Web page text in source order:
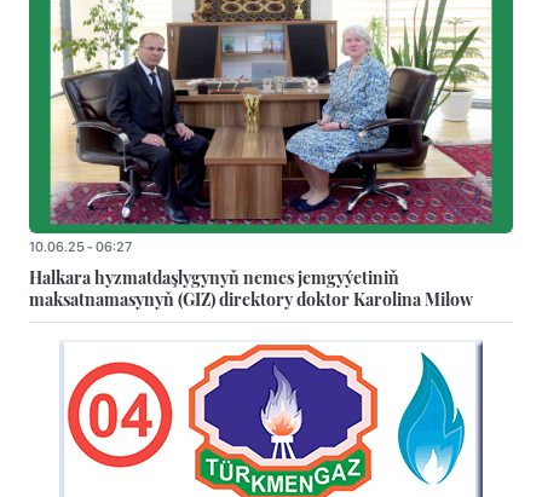
10.06.25 - 06:27
Halkara hyzmatdaşlygynyň nemes jemgyýetiniň
maksatnamasynyň (GIZ) direktory doktor Karolina Milow